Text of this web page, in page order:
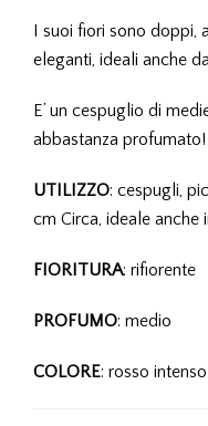
I suoi fiori sono doppi,
eleganti, ideali anche
E’ un cespuglio di
abbastanza profumato!
UTILIZZO: cespugli,
cm Circa, ideale anche
FIORITURA: rifiorente
PROFUMO: medio
COLORE: rosso